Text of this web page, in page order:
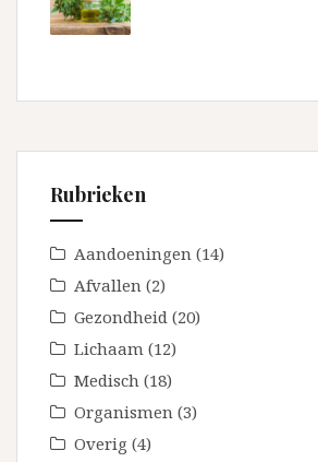
Rubrieken
Aandoeningen (14)
Afvallen (2)
Gezondheid (20)
Lichaam (12)
Medisch (18)
Organismen (3)
Overig (4)